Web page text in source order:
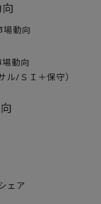
動向
動向
ル/ＳＩ＋保守）
ェア